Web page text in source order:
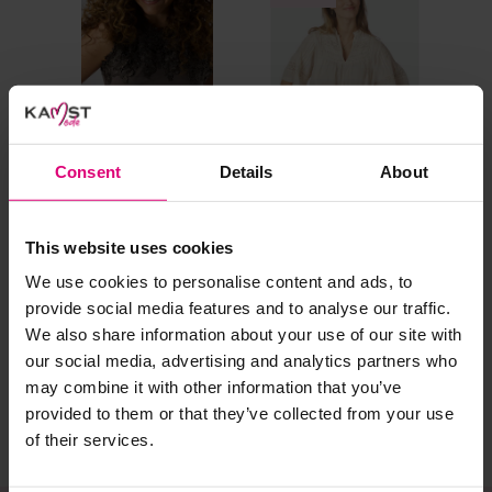
Consent Details About
This website uses cookies
We use cookies to personalise content and ads, to
provide social media features and to analyse our traffic.
We also share information about your use of our site with
our social media, advertising and analytics partners who
may combine it with other information that you’ve
provided to them or that they’ve collected from your use
of their services.
al prima.
Doe de wasmachine niet te vol. Dat voorkomt
kreuken/wrijving.
Gebruik een waszakje voor poreuze materialen en/of
artikelen met kraaltjes/steentjes.
Selecteer het wasgoed op kleur en was met een passend
Gebreide kledingstukken (met of zonder wol):
Allereerst: stel het wassen zo lang mogelijk uit.
Was in de wasmachine op een wol-programma. Dit
voorkomt wrijving en pilling.
Was zo koud mogelijk.
Droog het kledingstuk liggend op een handdoek.
Label Dot
Top kant mouwloos
€ 89,95
Voile blouse
€ 59.95